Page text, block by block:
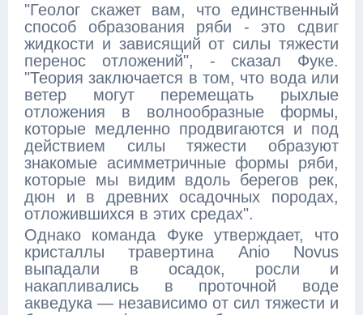
"Геолог скажет вам, что единственный
способ образования ряби - это сдвиг
жидкости и зависящий от силы тяжести
перенос отложений", - сказал Фуке.
"Теория заключается в том, что вода или
ветер могут перемещать рыхлые
отложения в волнообразные формы,
которые медленно продвигаются и под
действием силы тяжести образуют
знакомые асимметричные формы ряби,
которые мы видим вдоль берегов рек,
дюн и в древних осадочных породах,
отложившихся в этих средах".
Однако команда Фуке утверждает, что
кристаллы травертина Anio Novus
выпадали в осадок, росли и
накапливались в проточной воде
акведука — независимо от сил тяжести и